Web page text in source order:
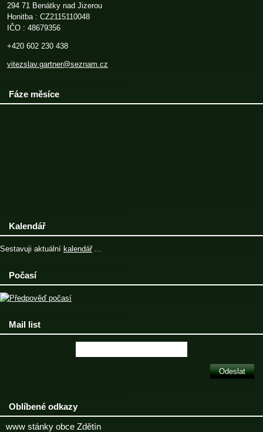
294 71 Benátky nad Jizerou
Honitba : CZ2115110048
IČO : 48679356
+420 602 230 438
vitezslav.gartner@seznam.cz
Fáze měsíce
Kalendář
Sestavuji aktuální kalendář...
Počasí
Mail list
Oblíbené odkazy
www stánky obce Zdětín